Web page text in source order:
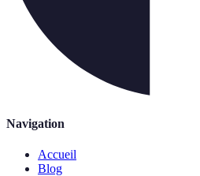
Navigation
Accueil
Blog